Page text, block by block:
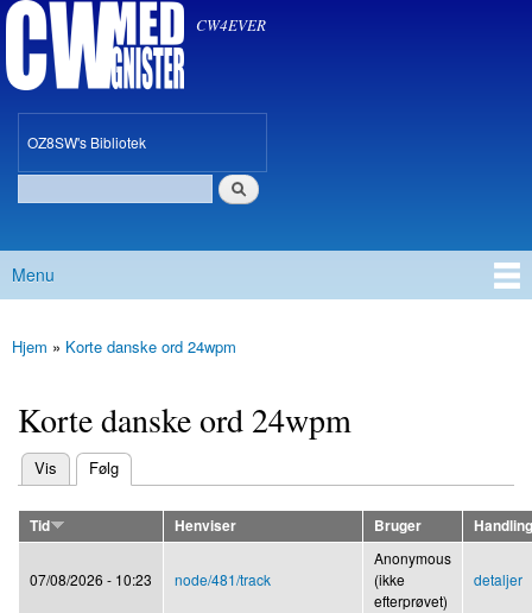
CW med Gnister CW4EVER
oz8swOZ8SW's Bibliotek
Søgefelt
Hovedmenu
Menu
Du er her
Hjem » Korte danske ord 24wpm
Korte danske ord 24wpm
Primære faneblade
Vis Følg
(aktiv fane)
Tid Henviser Bruger
07/08/2026 - 10:23 node/481/track
Anonymous
(ikke
efterprøvet)
detaljer